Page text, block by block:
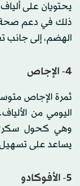
يحتويان على
ذلك في دعم صحة
الهضم، إلى جانب
4- الإجاص
ثمرة الإجاص
اليومي من
وهي كحول
يساعد على تسهيل
5- الأفوكادو